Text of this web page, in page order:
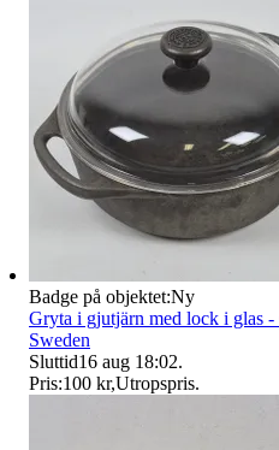
Badge på objektet:Ny
Gryta i gjutjärn med lock i glas
Sweden
Sluttid16 aug 18:02.
Pris:100 kr,Utropspris.